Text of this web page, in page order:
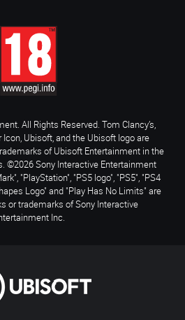
All Rights Reserved. Tom Clancy’s,
Icon, Ubisoft, and the Ubisoft logo are
of Ubisoft Entertainment in the
©2026 Sony Interactive Entertainment
"PlayStation", "PS5 logo", "PS5", "PS4
Logo" and "Play Has No Limits" are
or trademarks of Sony Interactive
Inc.